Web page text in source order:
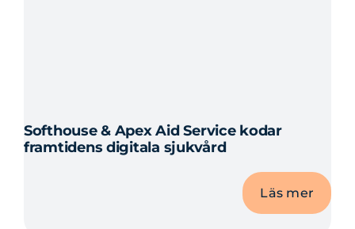
Softhouse & Apex Aid Service kodar
framtidens digitala sjukvård
Läs mer